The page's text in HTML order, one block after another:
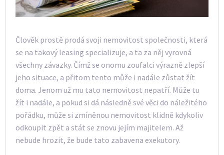
Člověk prostě prodá svoji nemovitost společnosti, která
se na takový leasing specializuje, a ta za něj vyrovná
všechny závazky. Čímž se onomu zoufalci výrazně zlepší
jeho situace, a přitom tento může i nadále zůstat žít
doma. Jenom už mu tato nemovitost nepatří. Může tu
žít i nadále, a pokud si dá následně své věci do náležitého
pořádku, může si zmíněnou nemovitost klidně kdykoliv
odkoupit zpět a stát se znovu jejím majitelem. Až
nebude hrozit, že bude tato zabavena exekutory.